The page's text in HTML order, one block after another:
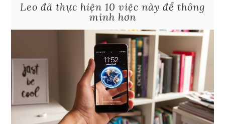
Leo đã thực hiện 10 việc này để thông
minh hơn